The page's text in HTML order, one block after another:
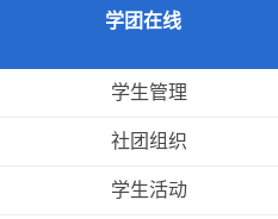
学团在线
学生管理
社团组织
学生活动